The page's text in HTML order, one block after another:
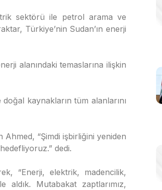
sektörü ile petrol arama ve
Türkiye’nin Sudan’ın enerji
alanındaki temaslarına ilişkin
kaynakların tüm alanlarını
“Şimdi işbirliğini yeniden
dedi.
“Enerji, elektrik, madencilik,
Mutabakat zaptlarımız,